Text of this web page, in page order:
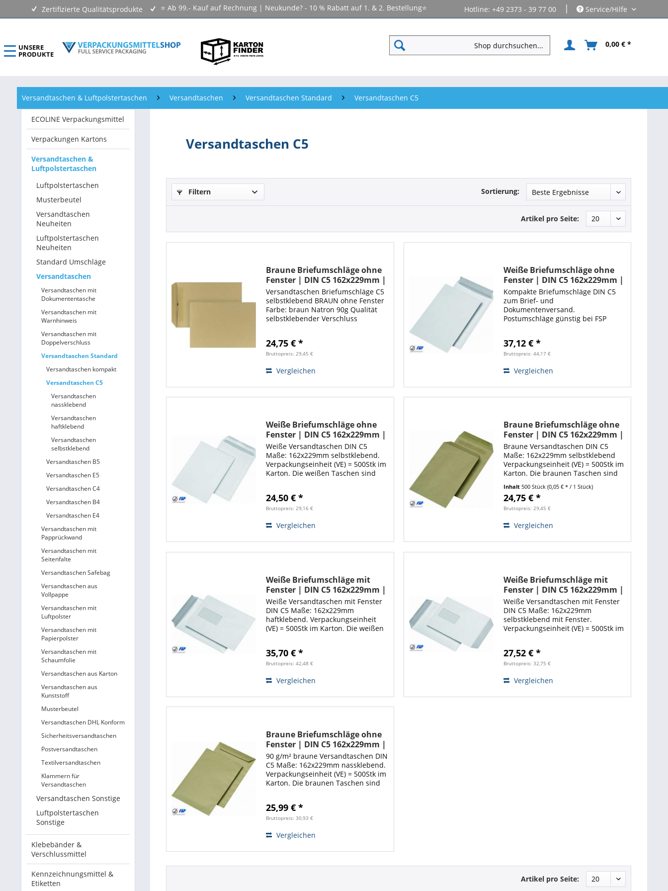
Zertifizierte Qualitätsprodukte ⭐ Ab 99.- Kauf auf Rechnung | Neukunde? - 10 % Rabatt auf 1. & 2. Bestellung⭐ Hotline: +49 2373 - 39 77 00 | Service/Hilfe
UNSERE
PRODUKTE
0,00 € *
ECOLINE Verpackungsmittel
Verpackungen Kartons
Versandtaschen & Luftpolstertaschen
Klebebänder & Verschlussmittel
Beutel & Folien
Verpackungsmaterial & Verpackungsmittel
Betriebsausstattung & Lagerausstattung
Tragetaschen & Geschenkverpackungen
Bürobedarf
SALE %
Versandtaschen & Luftpolstertaschen Versandtaschen Versandtaschen Standard Versandtaschen C5
ECOLINE Verpackungsmittel
Verpackungen Kartons
Versandtaschen &
Luftpolstertaschen
Luftpolstertaschen
Musterbeutel
Versandtaschen
Neuheiten
Luftpolstertaschen
Neuheiten
Standard Umschläge
Versandtaschen
Versandtaschen mit
Dokumententasche
Versandtaschen mit
Warnhinweis
Versandtaschen mit
Doppelverschluss
Versandtaschen Standard
Versandtaschen kompakt
Versandtaschen C5
Versandtaschen
nassklebend
Versandtaschen
haftklebend
Versandtaschen
selbstklebend
Versandtaschen B5
Versandtaschen E5
Versandtaschen C4
Versandtaschen B4
Versandtaschen E4
Versandtaschen mit
Papprückwand
Versandtaschen mit
Seitenfalte
Versandtaschen Safebag
Versandtaschen aus
Vollpappe
Versandtaschen mit
Luftpolster
Versandtaschen mit
Papierpolster
Versandtaschen mit
Schaumfolie
Versandtaschen aus Karton
Versandtaschen aus
Kunststoff
Musterbeutel
Versandtaschen DHL Konform
Sicherheitsversandtaschen
Postversandtaschen
Textilversandtaschen
Klammern für
Versandtaschen
Versandtaschen Sonstige
Luftpolstertaschen
Sonstige
Klebebänder &
Verschlussmittel
Kennzeichnungsmittel &
Etiketten
Versandtaschen C5
Filtern Sortierung:
Artikel pro Seite:
Braune Briefumschläge ohne
Fenster | DIN C5 162x229mm |
Selbstklebend | 500 Stück
Versandtaschen Briefumschläge C5
selbstklebend BRAUN ohne Fenster
Farbe: braun Natron 90g Qualität
selbstklebender Verschluss
24,75 € *
Bruttopreis: 29,45 €
Vergleichen
Weiße Briefumschläge ohne
Fenster | DIN C5 162x229mm |
Haftklebend | 500 Stück
Kompakte Briefumschläge DIN C5
zum Brief- und
Dokumentenversand.
Postumschläge günstig bei FSP
Maße: 162x229mm haftklebend.
Verpackungseinheit (VE) = 500Stk im
37,12 € *
Bruttopreis: 44,17 €
Vergleichen
Weiße Briefumschläge ohne
Fenster | DIN C5 162x229mm |
Selbstklebend | 500 Stück
Weiße Versandtaschen DIN C5
Maße: 162x229mm selbstklebend.
Verpackungseinheit (VE) = 500Stk im
Karton. Die weißen Taschen sind
den hochwertigen Versandtaschen
ist Ihre Ware...
24,50 € *
Bruttopreis: 29,16 €
Vergleichen
Braune Briefumschläge ohne
Fenster | DIN C5 162x229mm |
Selbstklebend | 500 Stück
Braune Versandtaschen DIN C5
Maße: 162x229mm selbstklebend
Verpackungseinheit (VE) = 500Stk im
Karton. Die braunen Taschen sind
Schriftstücken sämtlicher Art. Dank
den hochwertigen Versandtaschen
ist Ihre Ware...
Inhalt 500 Stück (0,05 € * / 1 Stück)
24,75 € *
Bruttopreis: 29,45 €
Vergleichen
Weiße Briefumschläge mit
Fenster | DIN C5 162x229mm |
Haftklebend | 500 Stück
Weiße Versandtaschen mit Fenster
DIN C5 Maße: 162x229mm
haftklebend. Verpackungseinheit
(VE) = 500Stk im Karton. Die weißen
Dank den hochwertigen
Versandtaschen ist Ihre...
35,70 € *
Bruttopreis: 42,48 €
Vergleichen
Weiße Briefumschläge mit
Fenster | DIN C5 162x229mm |
Selbstklebend | 500 Stück
Weiße Versandtaschen mit Fenster
DIN C5 Maße: 162x229mm
selbstklebend mit Fenster.
Verpackungseinheit (VE) = 500Stk im
Schriftstücken sämtlicher Art. Dank
den hochwertigen...
27,52 € *
Bruttopreis: 32,75 €
Vergleichen
Braune Briefumschläge ohne
Fenster | DIN C5 162x229mm |
Nassklebend | 500 Stück
90 g/m² braune Versandtaschen DIN
C5 Maße: 162x229mm nassklebend.
Verpackungseinheit (VE) = 500Stk im
Karton. Die braunen Taschen sind
den hochwertigen Versandtaschen
ist Ihre...
25,99 € *
Bruttopreis: 30,93 €
Vergleichen
Artikel pro Seite: